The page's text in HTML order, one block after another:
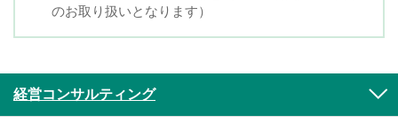
のお取り扱いとなります）
経営コンサルティング